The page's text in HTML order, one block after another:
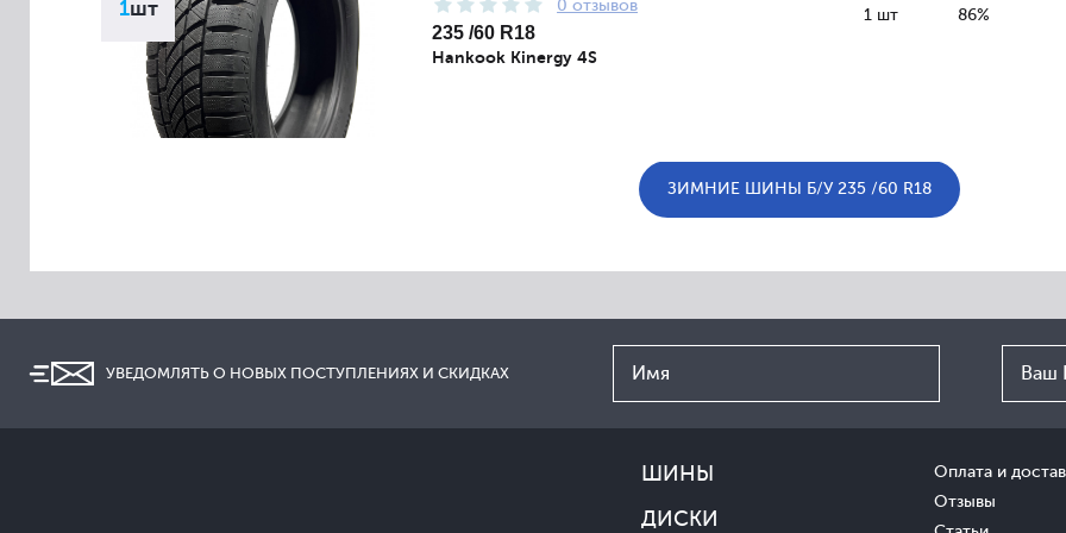
1шт 0 отзывов
235 /60 R18
Hankook Kinergy 4S
1 шт 86%
ЗИМНИЕ ШИНЫ Б/У 235 /60 R18
УВЕДОМЛЯТЬ О НОВЫХ ПОСТУПЛЕНИЯХ И СКИДКАХ
ШИНЫ
ДИСКИ
Оплата и
Отзывы